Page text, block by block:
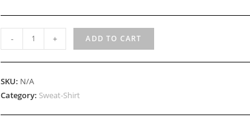
Shirt
Noir
Les
Garçons
- + ADD TO CART
SKU: N/A
Category: Sweat-Shirt